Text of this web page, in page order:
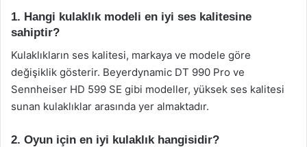
1. Hangi kulaklık modeli en iyi ses kalitesine
sahiptir?
Kulaklıkların ses kalitesi, markaya ve modele göre
değişiklik gösterir. Beyerdynamic DT 990 Pro ve
Sennheiser HD 599 SE gibi modeller, yüksek ses kalitesi
sunan kulaklıklar arasında yer almaktadır.
2. Oyun için en iyi kulaklık hangisidir?